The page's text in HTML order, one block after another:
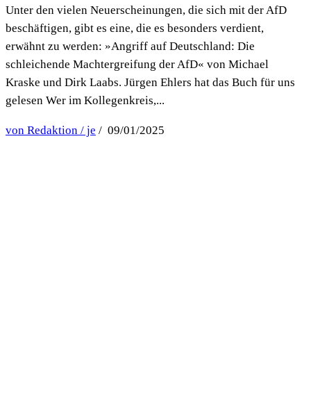
Unter den vielen Neuerscheinungen, die sich mit der AfD
beschäftigen, gibt es eine, die es besonders verdient,
erwähnt zu werden: »Angriff auf Deutschland: Die
schleichende Machtergreifung der AfD« von Michael
Kraske und Dirk Laabs. Jürgen Ehlers hat das Buch für uns
gelesen Wer im Kollegenkreis,...
von Redaktion / je / 09/01/2025